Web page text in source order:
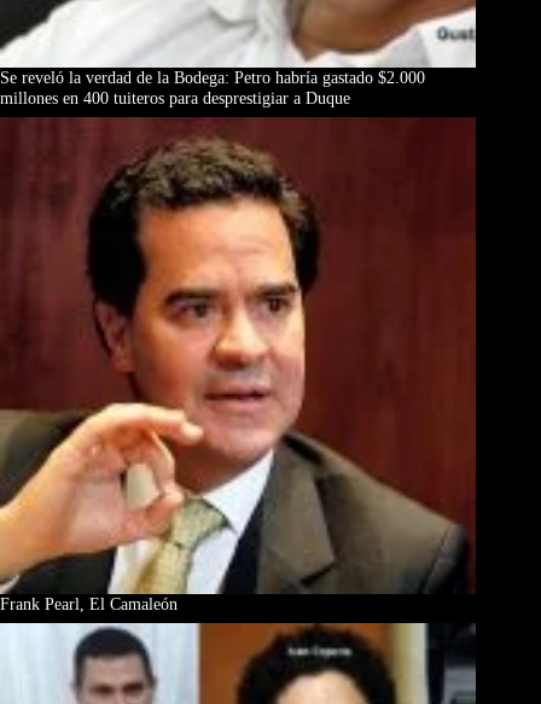
Se reveló la verdad de la Bodega: Petro habría gastado $2.000
millones en 400 tuiteros para desprestigiar a Duque
Frank Pearl, El Camaleón